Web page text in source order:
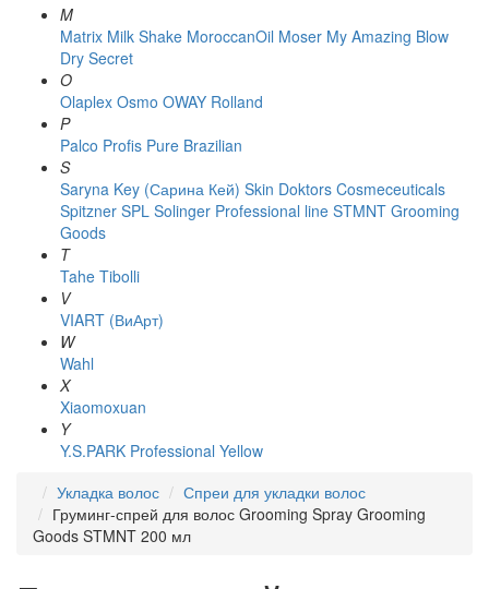
M
Matrix Milk Shake MoroccanOil Moser My Amazing Blow
Dry Secret
O
Olaplex Osmo OWAY Rolland
P
Palco Profis Pure Brazilian
S
Saryna Key (Сарина Кей) Skin Doktors Cosmeceuticals
Spitzner SPL Solinger Professional line STMNT Grooming
Goods
T
Tahe Tibolli
V
VIART (ВиАрт)
W
Wahl
X
Xiaomoxuan
Y
Y.S.PARK Professional Yellow
Укладка волос
Спреи для укладки волос
Груминг-спрей для волос Grooming Spray Grooming
Goods STMNT 200 мл